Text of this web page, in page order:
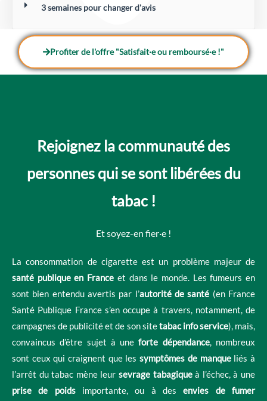
3 semaines pour changer d'avis
Profiter de l'offre "Satisfait·e ou remboursé·e !"
Rejoignez la communauté des
personnes qui se sont libérées du
tabac !
Et soyez-en fier·e !
La consommation de cigarette est un problème majeur de
santé publique en France et dans le monde. Les fumeurs en
sont bien entendu avertis par l’autorité de santé (en France
Santé Publique France s’en occupe à travers, notamment, de
campagnes de publicité et de son sitetabac info service), mais,
convaincus d’être sujet à uneforte dépendance, nombreux
sont ceux qui craignent que lessymptômes de manqueliés à
l’arrêt du tabac mène leur sevrage tabagiqueà l’échec, à une
prise de poidsimportante, ou à desenvies de fumer